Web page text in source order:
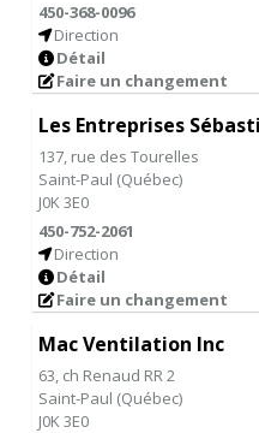
450-368-0096
Direction
Détail
Faire un changement
Les Entreprises
137, rue des Tourelles
Saint-Paul (Québec)
J0K 3E0
450-752-2061
Direction
Détail
Faire un changement
Mac Ventilation Inc
63, ch Renaud RR 2
Saint-Paul (Québec)
J0K 3E0